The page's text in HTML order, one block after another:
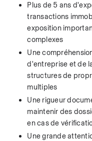
Plus de 5 ans
transactions
exposition
complexes
Une
d'entreprise et de
structures de
multiples
Une rigueur
maintenir des
en cas de
Une grande